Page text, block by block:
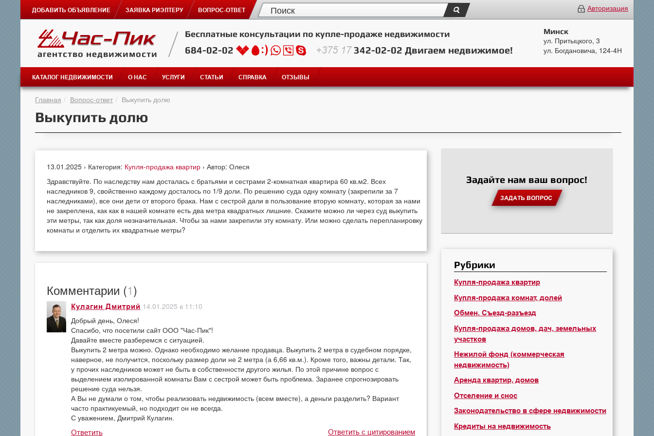
ДОБАВИТЬ ОБЪЯВЛЕНИЕ ЗАЯВКА РИЭЛТЕРУ ВОПРОС-ОТВЕТ Авторизация
агентство недвижимости
Бесплатные консультации по купле-продаже недвижимости
684-02-02 +375 17342-02-02 Двигаем недвижимое!
Минск
ул. Притыцкого, 3
ул. Богдановича, 124-4Н
КАТАЛОГ НЕДВИЖИМОСТИ О НАС УСЛУГИ СТАТЬИ СПРАВКА ОТЗЫВЫ
Главная Вопрос-ответ Выкупить долю
Выкупить долю
13.01.2025 › Категория: Купля-продажа квартир › Автор: Олеся
Здравствуйте. По наследству нам досталась с братьями и сестрами 2-комнатная квартира 60 кв.м2. Всех
наследников 9, свойственно каждому досталось по 1/9 доли. По решению суда одну комнату (закрепили за 7
наследниками), все они дети от второго брака. Нам с сестрой дали в пользование вторую комнату, которая за нами
не закреплена, как как в нашей комнате есть два метра квадратных лишние. Скажите можно ли через суд выкупить
эти метры, так как доля незначительная. Чтобы за нами закрепили эту комнату. Или можно сделать перепланировку
комнаты и отделить их квадратные метры?
Комментарии (1)
Кулагин Дмитрий 14.01.2025 в 11:10
Добрый день, Олеся!
Спасибо, что посетили сайт ООО "Час-Пик"!
Давайте вместе разберемся с ситуацией.
Выкупить 2 метра можно. Однако необходимо желание продавца. Выкупить 2 метра в судебном порядке,
наверное, не получится, поскольку размер доли не 2 метра (а 6,66 кв.м.). Кроме того, важны детали. Так,
у прочих наследников может не быть в собственности другого жилья. По этой причине вопрос с
выделением изолированной комнаты Вам с сестрой может быть проблема. Заранее спрогнозировать
решение суда нельзя.
А Вы не думали о том, чтобы реализовать недвижимость (всем вместе), а деньги разделить? Вариант
часто практикуемый, но подходит он не всегда.
С уважением, Дмитрий Кулагин.
Ответить Ответить с цитированием
Задайте нам ваш вопрос!
ЗАДАТЬ ВОПРОС
Рубрики
Купля-продажа квартир
Купля-продажа комнат, долей
Обмен. Съезд-разъезд
Купля-продажа домов, дач, земельных
участков
Нежилой фонд (коммерческая
недвижимость)
Аренда квартир, домов
Отселение и снос
Законодательство в сфере недвижимости
Кредиты на недвижимость